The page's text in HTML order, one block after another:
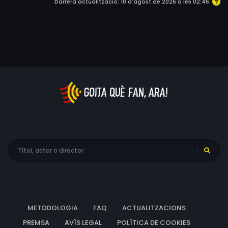
METODOLOGIA FAQ
ACTUALITZACIONS
PREMSA
AVÍS LEGAL POLÍTICA DE COOKIES